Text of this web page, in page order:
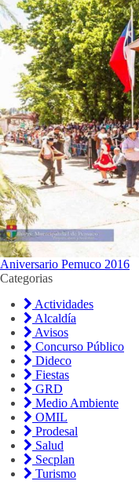
Aniversario Pemuco 2016
Categorias
Actividades
Alcaldía
Avisos
Concurso Público
Dideco
Fiestas
GRD
Medio Ambiente
OMIL
Prodesal
Salud
Secplan
Turismo